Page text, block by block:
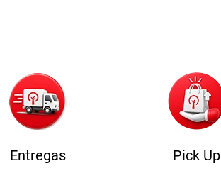
Entregas Pick Up